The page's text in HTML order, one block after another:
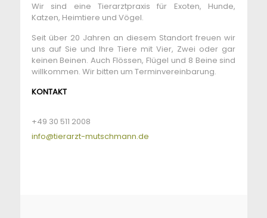
Wir sind eine Tierarztpraxis für Exoten, Hunde,
Katzen, Heimtiere und Vögel.
Seit über 20 Jahren an diesem Standort freuen wir
uns auf Sie und Ihre Tiere mit Vier, Zwei oder gar
keinen Beinen. Auch Flössen, Flügel und 8 Beine sind
willkommen. Wir bitten um Terminvereinbarung.
KONTAKT
+49 30 511 2008
info@tierarzt-mutschmann.de